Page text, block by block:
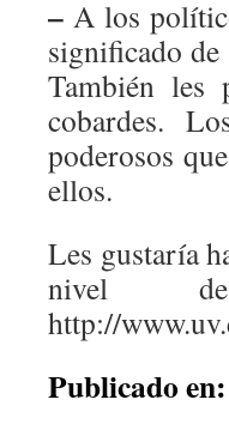
– A los
significado de
También les
cobardes.
poderosos
ellos.
Les gustaría
nivel
http://
Publicado en: